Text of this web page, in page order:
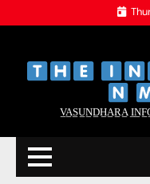
to
V̲A̲S̲U̲N̲D̲H̲A̲R̲A̲